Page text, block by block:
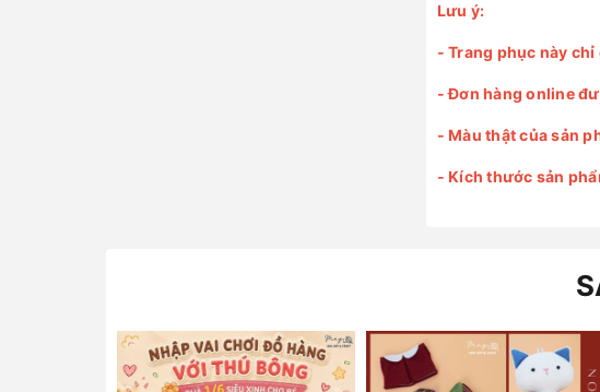
Lưu ý:
- Trang phục này
- Đơn hàng online
- Màu thật của sản
- Kích thước sản